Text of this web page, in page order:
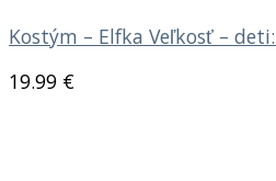
Kostým – Elfka Veľkosť –
19.99 €